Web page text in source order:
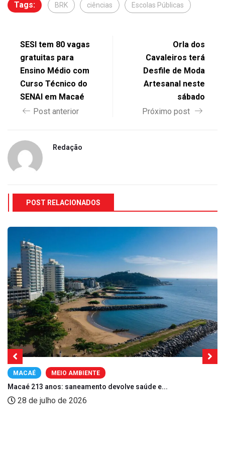
Tags: BRK ciências Escolas Públicas
SESI tem 80 vagas
gratuitas para
Ensino Médio com
Curso Técnico do
SENAI em Macaé
Post anterior
Orla dos
Cavaleiros terá
Desfile de Moda
Artesanal neste
sábado
Próximo post
Redação
POST RELACIONADOS
MACAÉ MEIO AMBIENTE
Macaé 213 anos: saneamento devolve saúde e...
28 de julho de 2026